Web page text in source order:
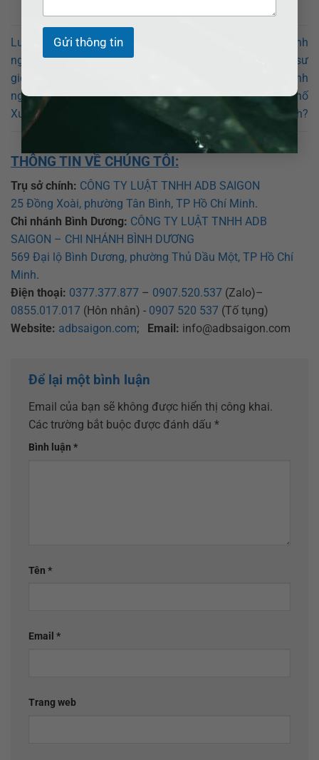
Gửi thông tin
Luật sư giỏi về Luật Doanh
nghiệp. Số điện thoại Luật sư
giỏi về tư vấn Luật doanh
nghiệp miễn phí ở Huyện
Xuân Lộc?
Luật sư giỏi về Luật Doanh
nghiệp. Số điện thoại Luật sư
giỏi về tư vấn Luật doanh
nghiệp miễn phí ở Thành phố
Long Khánh?
THÔNG TIN VỀ CHÚNG TÔI:
Trụ sở chính: CÔNG TY LUẬT TNHH ADB SAIGON
25 Đồng Xoài, phường Tân Bình, TP Hồ Chí Minh.
Chi nhánh Bình Dương: CÔNG TY LUẬT TNHH ADB
SAIGON – CHI NHÁNH BÌNH DƯƠNG
569 Đại lộ Bình Dương, phường Thủ Dầu Một, TP Hồ Chí
Minh.
Điện thoại: 0377.377.877 – 0907.520.537 (Zalo)–
0855.017.017 (Hôn nhân) - 0907 520 537 (Tố tụng)
Website: adbsaigon.com; Email: info@adbsaigon.com
Để lại một bình luận
Email của bạn sẽ không được hiển thị công khai.
Các trường bắt buộc được đánh dấu *
Bình luận *
Tên *
Email *
Trang web